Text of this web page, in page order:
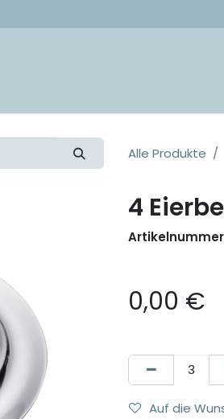
Alle Produkte
4
0,00 €
Auf die